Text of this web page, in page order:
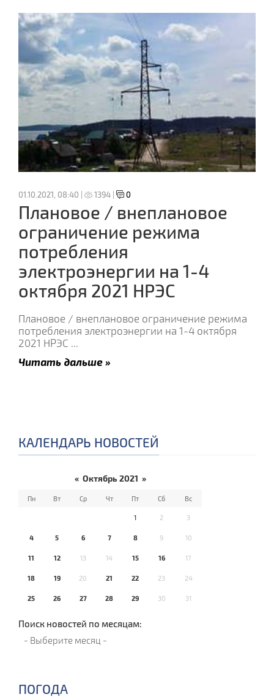
01.10.2021, 08:40 | 1394 | 0
Плановое / внеплановое
ограничение режима
потребления
электроэнергии на 1-4
октября 2021 НРЭС
Плановое / внеплановое ограничение режима
потребления электроэнергии на 1-4 октября
2021 НРЭС ...
Читать дальше »
КАЛЕНДАРЬ НОВОСТЕЙ
« Октябрь 2021 »
Пн Вт Ср Чт Пт Сб Вс
1 2 3
4 5 6 7 8 9 10
11 12 13 14 15 16 17
18 19 20 21 22 23 24
25 26 27 28 29 30 31
Поиск новостей по месяцам:
ПОГОДА